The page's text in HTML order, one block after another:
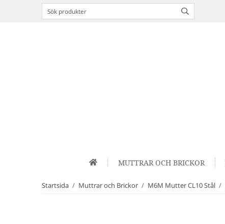
MUTTRAR OCH BRICKOR
Startsida / Muttrar och Brickor / M6M Mutter CL10 Stål /